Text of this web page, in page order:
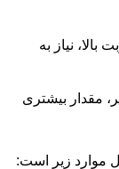
نیاز به
مقدار بیشتری
موارد زیر است: